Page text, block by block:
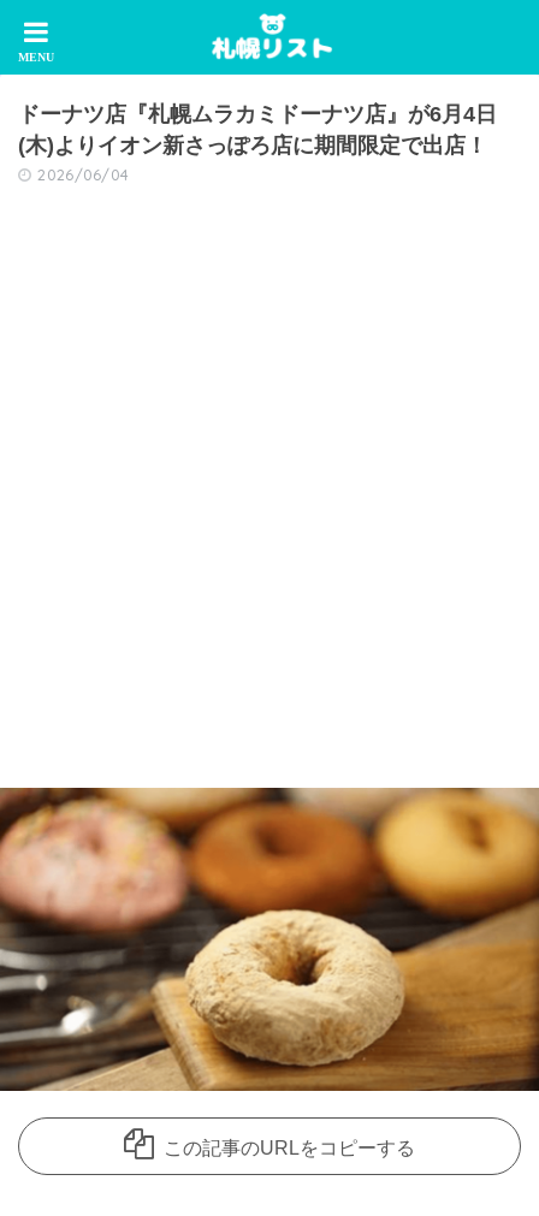
ドーナツ店『札幌ムラカミドーナツ店』が6月4日
(木)よりイオン新さっぽろ店に期間限定で出店！
2026/06/04
この記事のURLをコピーする